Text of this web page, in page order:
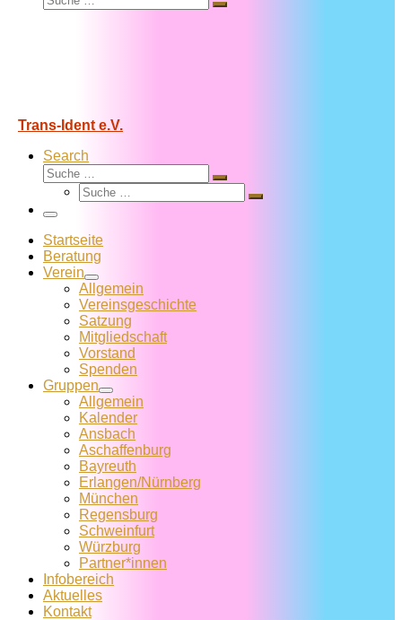
Suche
Trans-Ident e.V.
Search
Suche
Suche
Suche
Suche
Menü
Startseite
Beratung
Verein
Allgemein
Vereins­geschichte
Satzung
Mitglied­schaft
Vorstand
Spenden
Gruppen
Allgemein
Kalender
Ansbach
Aschaffenburg
Bayreuth
Erlangen/Nürnberg
München
Regensburg
Schweinfurt
Würzburg
Partner*innen
Infobereich
Aktuelles
Kontakt